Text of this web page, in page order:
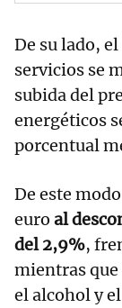
De su lado,
servicios se
subida del
energéticos
porcentual
De este
euro al
del 2,9%,
mientras
el alcohol y